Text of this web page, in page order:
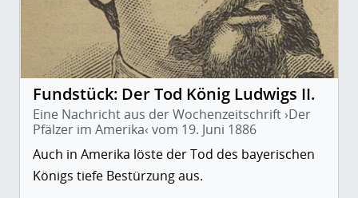
Fundstück: Der Tod König Ludwigs II.
Eine Nachricht aus der Wochenzeitschrift ›Der
Pfälzer im Amerika‹ vom 19. Juni 1886
Auch in Amerika löste der Tod des bayerischen
Königs tiefe Bestürzung aus.